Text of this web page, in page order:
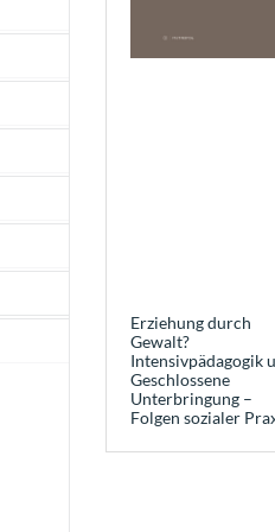
Erziehung durch
Gewalt?
Intensivpädagogik
Geschlossene
Unterbringung –
Folgen sozialer